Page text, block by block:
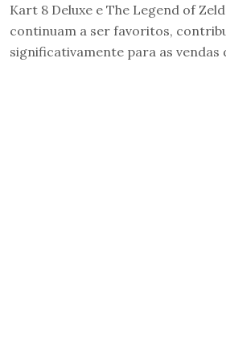
Kart 8 Deluxe e The Legend of
continuam a ser favoritos,
significativamente para as vendas